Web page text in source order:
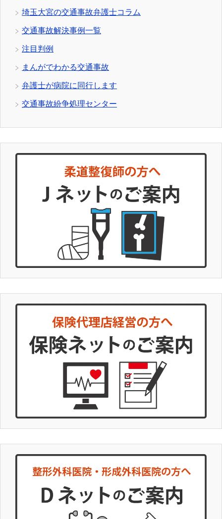
埼玉大宮の交通事故弁護士コラム
交通事故解決事例一覧
注目判例
まんがでわかる交通事故
弁護士が病院に同行します
交通事故紛争処理センター